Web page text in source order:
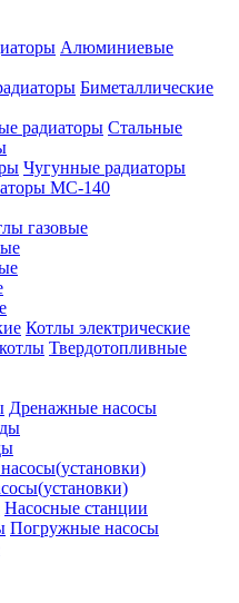
Алюминиевые
Биметаллические
Стальные
Чугунные радиаторы
МС-140
газовые
Котлы электрические
Твердотопливные
Дренажные насосы
Насосные станции
Погружные насосы